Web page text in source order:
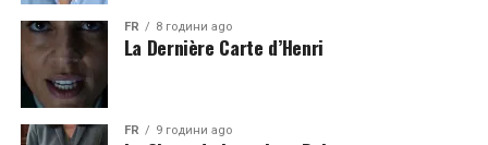
FR 8 години ago
La Dernière Carte d’Henri
FR 9 години ago